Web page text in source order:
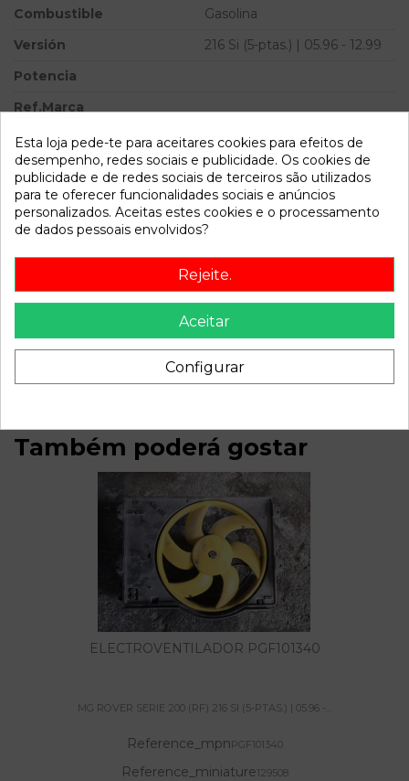
Combustible
Gasolina
Versión
216 Si (5-ptas.) | 05.96 - 12.99
Potencia
Ref.Marca
Modelo
SERIE 200 (RF) 216 Si (5-
ptas.) | 05.96 - 12.99
Referência 159781
Disponível a partir de: 2022-04-04
Recambio de centralita motor uce para mg rover serie 200
(rf) 216 si (5-ptas.) | 05.96 - 12.99 216 si (5-ptas.) | 05.96 - 12.99
referencia OEM IAM MKC104031 19A1625879
Também poderá gostar
ELECTROVENTILADOR PGF101340
MG ROVER SERIE 200 (RF) 216 SI (5-PTAS.) | 05.96 -...
Reference_mpnPGF101340
Reference_miniature129508
Esta loja pede-te para aceitares cookies para efeitos de
desempenho, redes sociais e publicidade. Os cookies de
publicidade e de redes sociais de terceiros são utilizados
para te oferecer funcionalidades sociais e anúncios
personalizados. Aceitas estes cookies e o processamento
de dados pessoais envolvidos?
Rejeite.
Aceitar
Configurar